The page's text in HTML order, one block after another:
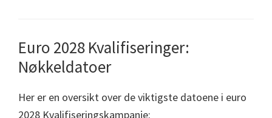
Euro 2028 Kvalifiseringer:
Nøkkeldatoer
Her er en oversikt over de viktigste datoene i euro
2028 Kvalifiseringskampanje: